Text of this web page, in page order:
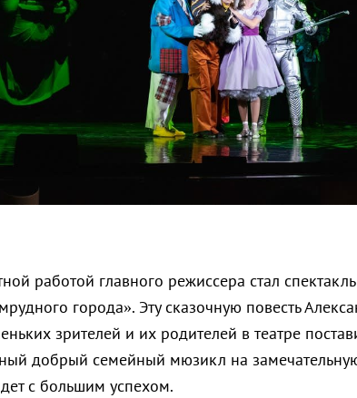
работой главного режиссера стал спектакль
города». Эту сказочную повесть
зрителей и их родителей в театре
добрый семейный мюзикл на
с большим успехом.